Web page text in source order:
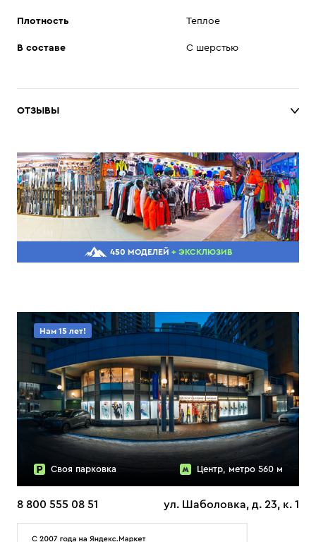
Плотность Теплое
В составе С шерстью
ОТЗЫВЫ
450 МОДЕЛЕЙ + ЭКСКЛЮЗИВ
Нам 15 лет!
Своя парковка Центр, метро 560 м
8 800 555 08 51 ул. Шаболовка, д. 23, к. 1